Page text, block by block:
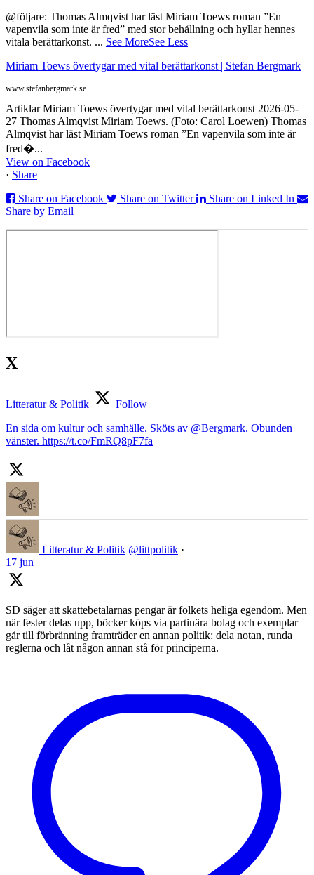
@följare: Thomas Almqvist har läst Miriam Toews roman ”En
vapenvila som inte är fred” med stor behållning och hyllar hennes
vitala berättarkonst. ... See MoreSee Less
Miriam Toews övertygar med vital berättarkonst | Stefan Bergmark
www.stefanbergmark.se
Artiklar Miriam Toews övertygar med vital berättarkonst 2026-05-
27 Thomas Almqvist Miriam Toews. (Foto: Carol Loewen) Thomas
Almqvist har läst Miriam Toews roman ”En vapenvila som inte är
fred�...
View on Facebook
· Share
Share on Facebook
Share on Twitter
Share on Linked In
Share by Email
X
Litteratur & Politik
Follow
En sida om kultur och samhälle. Sköts av @Bergmark. Obunden
vänster. https://t.co/FmRQ8pF7fa
Litteratur & Politik @littpolitik ·
17 jun
SD säger att skattebetalarnas pengar är folkets heliga egendom. Men
när fester delas upp, böcker köps via partinära bolag och exemplar
går till förbränning framträder en annan politik: dela notan, runda
reglerna och låt någon annan stå för principerna.